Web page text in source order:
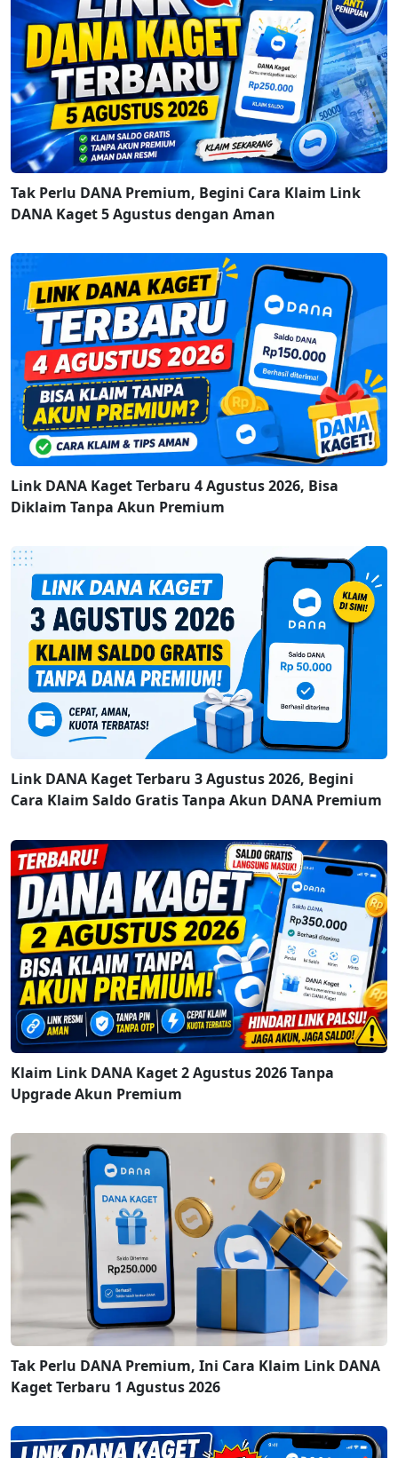
Tak Perlu DANA Premium, Begini Cara Klaim Link
DANA Kaget 5 Agustus dengan Aman
Link DANA Kaget Terbaru 4 Agustus 2026, Bisa
Diklaim Tanpa Akun Premium
Link DANA Kaget Terbaru 3 Agustus 2026, Begini
Cara Klaim Saldo Gratis Tanpa Akun DANA Premium
Klaim Link DANA Kaget 2 Agustus 2026 Tanpa
Upgrade Akun Premium
Tak Perlu DANA Premium, Ini Cara Klaim Link DANA
Kaget Terbaru 1 Agustus 2026